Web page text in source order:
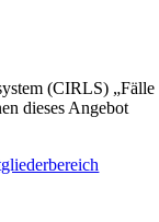
(CIRLS) „Fälle
dieses Angebot